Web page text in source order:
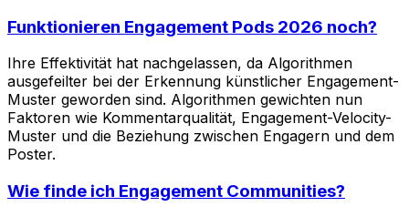
Funktionieren Engagement Pods 2026 noch?
Ihre Effektivität hat nachgelassen, da Algorithmen
ausgefeilter bei der Erkennung künstlicher Engagement-
Muster geworden sind. Algorithmen gewichten nun
Faktoren wie Kommentarqualität, Engagement-Velocity-
Muster und die Beziehung zwischen Engagern und dem
Poster.
Wie finde ich Engagement Communities?